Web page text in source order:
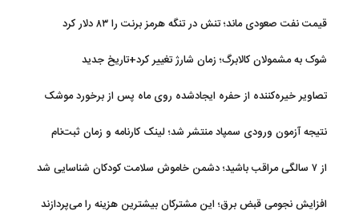
قیمت نفت صعودی ماند؛ تنش در تنگه هرمز برنت را ۸۳ دلار کرد
شوک به مشمولان کالابرگ؛ زمان شارژ تغییر کرد+تاریخ جدید
تصاویر خیره‌کننده از حفره ایجادشده روی ماه پس از برخورد موشک
نتیجه آزمون ورودی سمپاد منتشر شد؛ لینک کارنامه و زمان ثبت‌نام
از ۷ سالگی مراقب باشید؛ دشمن خاموش سلامت کودکان شناسایی شد
افزایش نجومی قبض برق؛ این مشترکان بیشترین هزینه را می‌پردازند